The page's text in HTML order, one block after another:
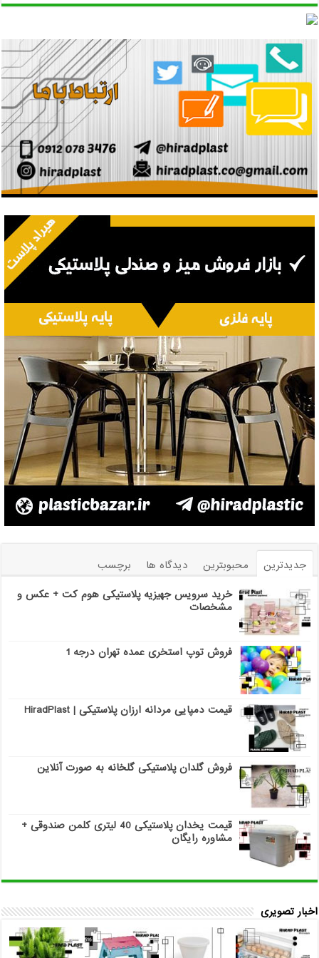
جدیدترین محبوبترین دیدگاه ها
برچسب
خرید سرویس جهیزیه پلاستیکی هوم کت + عکس و
مشخصات
فروش توپ استخری عمده تهران درجه 1
قیمت دمپایی مردانه ارزان پلاستیکی | HiradPlast
فروش گلدان پلاستیکی گلخانه به صورت آنلاین
قیمت یخدان پلاستیکی 40 لیتری کلمن صندوقی +
مشاوره رایگان
اخبار تصویری